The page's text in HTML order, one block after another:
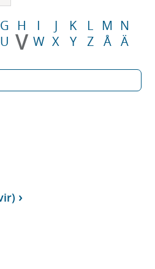
G H I J K L M N
U V W X Y Z Å Ä